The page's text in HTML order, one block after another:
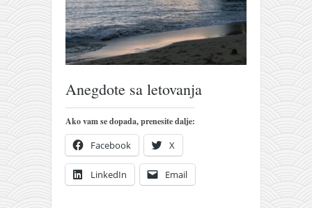
Svetlopis
zakonopravilo
duhovni otac
zabranjena istorija
ćirilica
porodične priče
umesto tvitera
Anegdote sa letovanja
Ako vam se dopada, prenesite dalje:
Facebook X
LinkedIn Email